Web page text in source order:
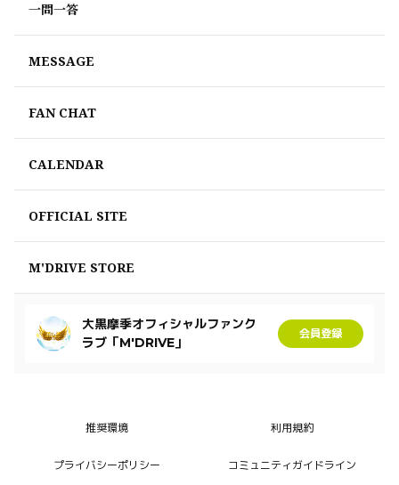
一問一答
MESSAGE
FAN CHAT
CALENDAR
OFFICIAL SITE
M'DRIVE STORE
大黒摩季オフィシャルファンク
ラブ「M'DRIVE」
会員登録
推奨環境 利用規約
プライバシーポリシー コミュニティガイドライン